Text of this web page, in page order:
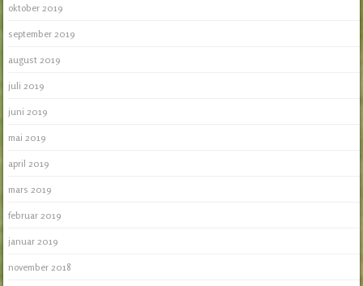
oktober 2019
september 2019
august 2019
juli 2019
juni 2019
mai 2019
april 2019
mars 2019
februar 2019
januar 2019
november 2018